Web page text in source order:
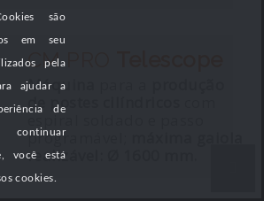
CM PRO
Máquina
de postes cilíndricos
programável;
realizável: Ø 1600 mm.
são
em seu
pela
ajudar a
de
você está
cookies.